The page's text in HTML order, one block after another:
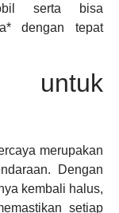
serta bisa
dengan tepat
untuk
merupakan
Dengan
kembali halus,
setiap